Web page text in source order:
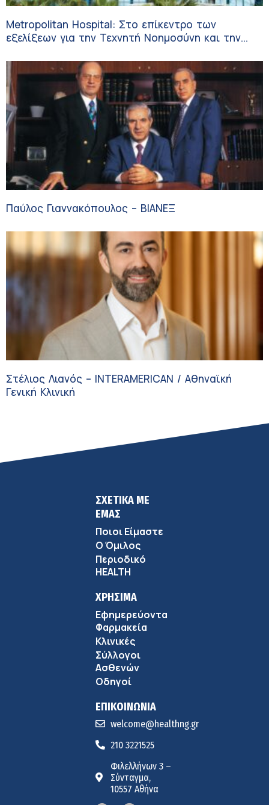
Metropolitan Hospital: Στο επίκεντρο των
εξελίξεων για την Τεχνητή Νοημοσύνη και την
Παύλος Γιαννακόπουλος – ΒΙΑΝΕΞ
Στέλιος Λιανός – INTERAMERICAN / Αθηναϊκή
Γενική Κλινική
ΣΧΕΤΙΚΑ ΜΕ
ΕΜΑΣ
Ποιοι Είμαστε
Ο Όμιλος
Περιοδικό
HEALTH
ΧΡΗΣΙΜΑ
Εφημερεύοντα
Φαρμακεία
Κλινικές
Σύλλογοι
Ασθενών
Οδηγοί
ΕΠΙΚΟΙΝΩΝΙΑ
welcome@healthng.gr
210 3221525
Φιλελλήνων 3 –
Σύνταγμα,
10557 Αθήνα